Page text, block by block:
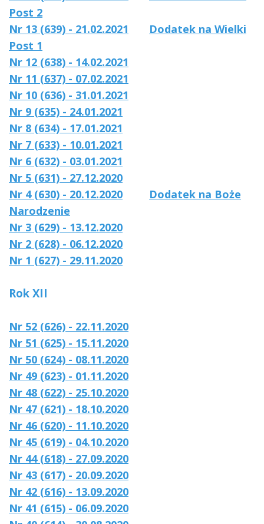
Post 2
Nr 13 (639) - 21.02.2021
Dodatek na Wielki
Post 1
Nr 12 (638) - 14.02.2021
Nr 11 (637) - 07.02.2021
Nr 10 (636) - 31.01.2021
Nr 9 (635) - 24.01.2021
Nr 8 (634) - 17.01.2021
Nr 7 (633) - 10.01.2021
Nr 6 (632) - 03.01.2021
Nr 5 (631) - 27.12.2020
Nr 4 (630) - 20.12.2020
Dodatek na Boże
Narodzenie
Nr 3 (629) - 13.12.2020
Nr 2 (628) - 06.12.2020
Nr 1 (627) - 29.11.2020
Rok XII
Nr 52 (626) - 22.11.2020
Nr 51 (625) - 15.11.2020
Nr 50 (624) - 08.11.2020
Nr 49 (623) - 01.11.2020
Nr 48 (622) - 25.10.2020
Nr 47 (621) - 18.10.2020
Nr 46 (620) - 11.10.2020
Nr 45 (619) - 04.10.2020
Nr 44 (618) - 27.09.2020
Nr 43 (617) - 20.09.2020
Nr 42 (616) - 13.09.2020
Nr 41 (615) - 06.09.2020